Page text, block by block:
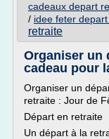
cadeaux depart
/ idee feter
retraite
Organiser un
cadeau pour
Organiser un
retraite : Jour de
Départ en retraite
Un départ à la